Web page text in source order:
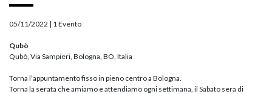
05/11/2022 | 1 Evento
Qubò
Qubò, Via Sampieri, Bologna, BO, Italia
Torna l’appuntamento fisso in pieno centro a Bologna.
Torna la serata che amiamo e attendiamo ogni settimana, il Sabato sera di